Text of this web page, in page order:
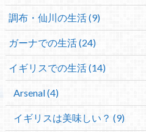
調布・仙川の生活 (9)
ガーナでの生活 (24)
イギリスでの生活 (14)
Arsenal (4)
イギリスは美味しい？ (9)